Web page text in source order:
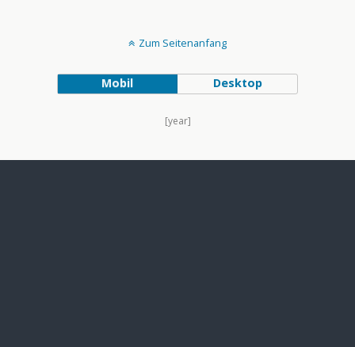
Zum Seitenanfang
Mobil Desktop
[year]